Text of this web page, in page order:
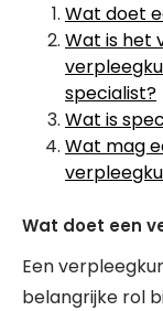
Wat doet
Wat is het
specialist?
Wat is
Wat mag
Wat doet een
Een
belangrijke rol